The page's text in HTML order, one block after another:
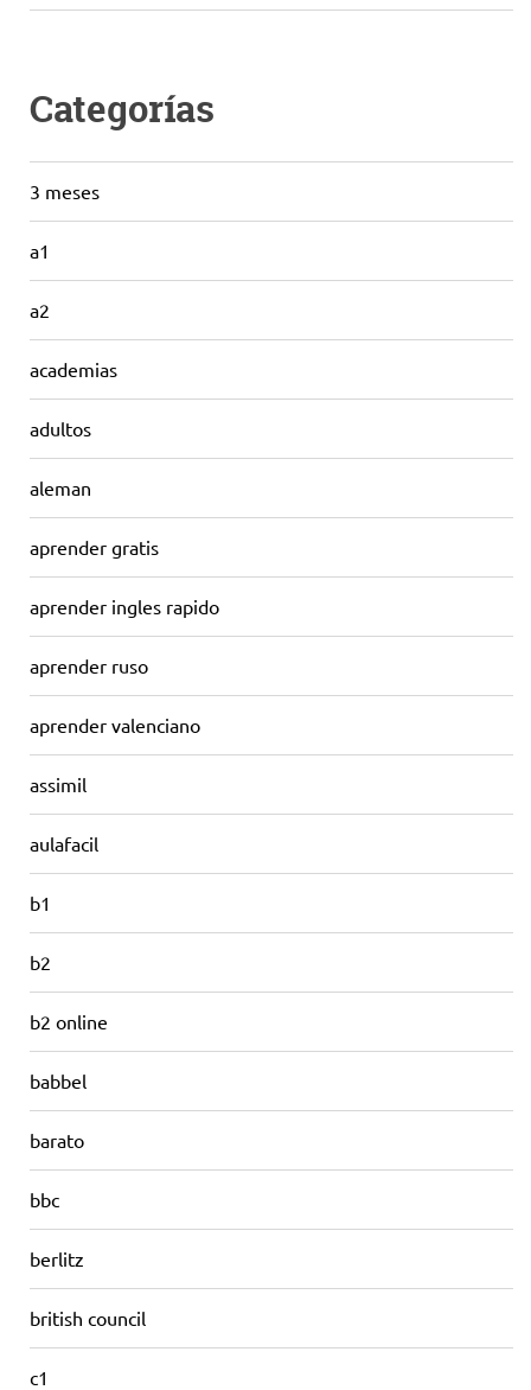
Categorías
3 meses
a1
a2
academias
adultos
aleman
aprender gratis
aprender ingles rapido
aprender ruso
aprender valenciano
assimil
aulafacil
b1
b2
b2 online
babbel
barato
bbc
berlitz
british council
c1